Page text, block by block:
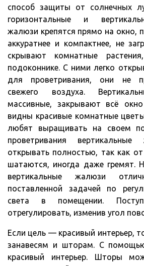
способ защиты от солнечных
горизонтальные и
жалюзи крепятся прямо на окно,
аккуратнее и компактнее, не
скрывают комнатные
подоконнике. С ними легко
для проветривания, они не
свежего воздуха.
массивные, закрывают всё
видны красивые комнатные
любят выращивать на своем
проветривания
открывать полностью, так как
шатаются, иногда даже гремят.
вертикальные жалюзи
поставленной задачей по
света в помещении.
отрегулировать, изменив угол
Если цель — красивый интерьер,
занавесям и шторам. С
красивый интерьер. Шторы